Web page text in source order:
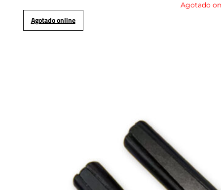
Agotado
Agotado online